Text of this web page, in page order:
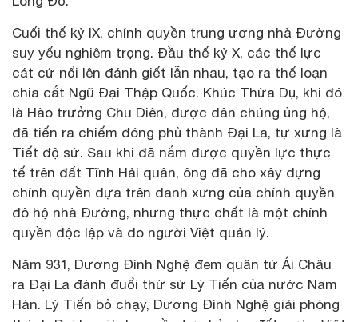
Cuối thế kỷ IX, chính quyền trung ương nhà Đường
suy yếu nghiêm trọng. Đầu thế kỷ X, các thế lực
cát cứ nổi lên đánh giết lẫn nhau, tạo ra thế loạn
chia cắt Ngũ Đại Thập Quốc. Khúc Thừa Dụ, khi đó
là Hào trưởng Chu Diên, được dân chúng ủng hộ,
đã tiến ra chiếm đóng phủ thành Đại La, tự xưng là
Tiết độ sứ. Sau khi đã nắm được quyền lực thực
tế trên đất Tĩnh Hải quân, ông đã cho xây dựng
chính quyền dựa trên danh xưng của chính quyền
đô hộ nhà Đường, nhưng thực chất là một chính
quyền độc lập và do người Việt quản lý.
Năm 931, Dương Đình Nghệ đem quân từ Ái Châu
ra Đại La đánh đuổi thứ sử Lý Tiến của nước Nam
Hán. Lý Tiến bỏ chạy, Dương Đình Nghệ giải phóng